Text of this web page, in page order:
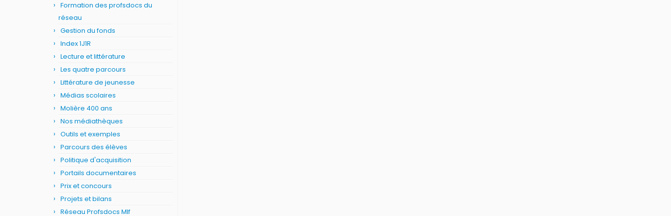
Formation des profsdocs du
réseau
Gestion du fonds
Index 1J1R
Lecture et littérature
Les quatre parcours
Littérature de jeunesse
Médias scolaires
Molière 400 ans
Nos médiathèques
Outils et exemples
Parcours des élèves
Politique d'acquisition
Portails documentaires
Prix et concours
Projets et bilans
Réseau Profsdocs Mlf